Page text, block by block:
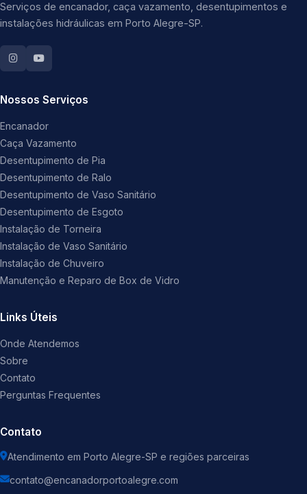
Serviços de encanador, caça vazamento, desentupimentos e
instalações hidráulicas em Porto Alegre-SP.
Nossos Serviços
Encanador
Caça Vazamento
Desentupimento de Pia
Desentupimento de Ralo
Desentupimento de Vaso Sanitário
Desentupimento de Esgoto
Instalação de Torneira
Instalação de Vaso Sanitário
Instalação de Chuveiro
Manutenção e Reparo de Box de Vidro
Links Úteis
Onde Atendemos
Sobre
Contato
Perguntas Frequentes
Contato
Atendimento em Porto Alegre-SP e regiões parceiras
contato@encanadorportoalegre.com